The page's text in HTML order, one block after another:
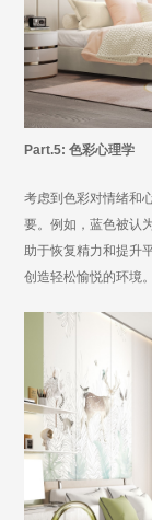
Part.5: 色彩心理学
考虑到色彩对情绪和
要。例如，蓝色被认
助于恢复精力和提升
创造轻松愉悦的环境。